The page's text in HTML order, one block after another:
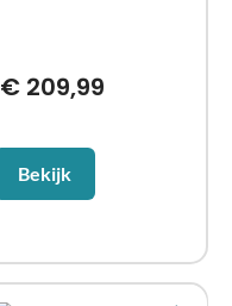
€ 209,99
Bekijk